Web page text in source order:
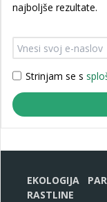
najboljše rezultate.
Strinjam se s
EKOLOGIJA
RASTLINE